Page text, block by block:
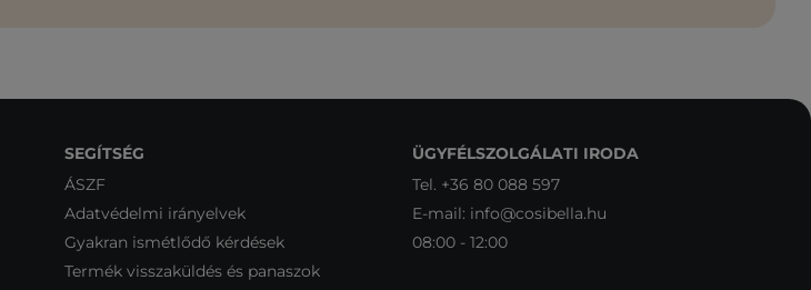
SEGÍTSÉG
ÁSZF
Adatvédelmi irányelvek
Gyakran ismétlődő kérdések
Termék visszaküldés és panaszok
ÜGYFÉLSZOLGÁLATI IRODA
Tel. +36 80 088 597
E-mail: info@cosibella.hu
08:00 - 12:00